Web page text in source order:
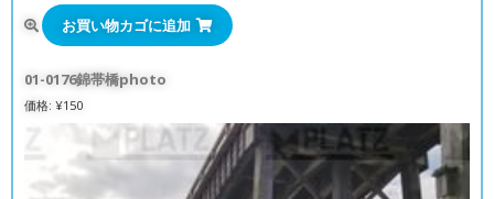
お買い物カゴに追加
01-0176錦帯橋photo
価格: ¥150